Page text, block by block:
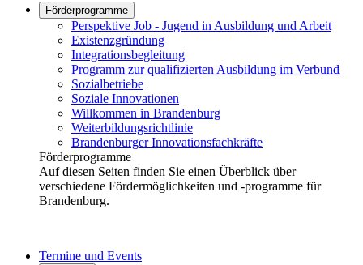
Förderprogramme
Perspektive Job - Jugend in Ausbildung und Arbeit
Existenzgründung
Integrationsbegleitung
Programm zur qualifizierten Ausbildung im Verbund
Sozialbetriebe
Soziale Innovationen
Willkommen in Brandenburg
Weiterbildungsrichtlinie
Brandenburger Innovationsfachkräfte
Förderprogramme
Auf diesen Seiten finden Sie einen Überblick über
verschiedene Fördermöglichkeiten und -programme für
Brandenburg.
Termine und Events